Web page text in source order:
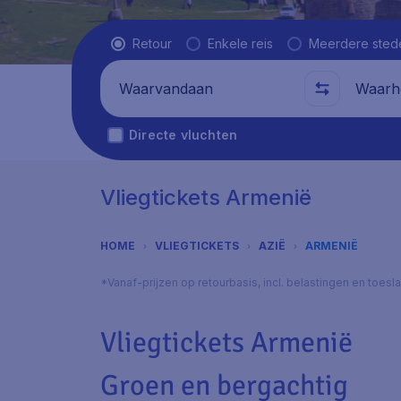
Vluchttype
Retour Enkele reis Meerdere
Waarvandaan
Directe vluchten
Vliegtickets Armenië
HOME VLIEGTICKETS AZIË ARMENIË
*Vanaf-prijzen op retourbasis, incl. belastingen en
Vliegtickets Armenië
Groen en bergachtig